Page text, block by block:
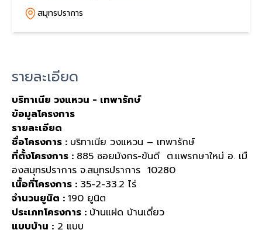
สมุทรปราการ
รายละเอียด
บริทาเนีย วงแหวน - เทพารักษ์
ข้อมูลโครงการ
รายละเอียด
ชื่อโครงการ : บริทาเนีย วงแหวน – เทพารักษ์
ที่ตั้งโครงการ : 885 ซอยมังกร-ขันดี ต.แพรกษาใหม่ อ. เมื
องสมุทรปราการ จ.สมุทรปราการ 10280
เนื้อที่โครงการ : 35-2-33.2 ไร่
จำนวนยูนิต : 190 ยูนิต
ประเภทโครงการ : บ้านแฝด บ้านเดี่ยว
แบบบ้าน : 2 แบบ